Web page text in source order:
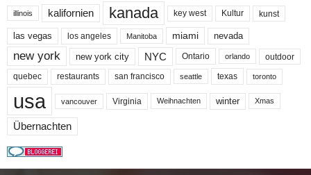
illinois kalifornien kanada key west Kultur kunst
las vegas los angeles Manitoba miami nevada
new york new york city NYC Ontario orlando outdoor
quebec restaurants san francisco seattle texas toronto
usa vancouver Virginia Weihnachten winter Xmas
Übernachten